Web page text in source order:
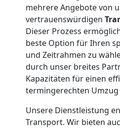
mehrere Angebote von
vertrauenswürdigen
Dieser Prozess
beste Option für Ihren
und Zeitrahmen zu
durch unser breites
Kapazitäten für einen
termingerechten
Unsere Dienstleistung
Transport. Wir bieten
Feldkirch
Privatumzug
Feldkirch